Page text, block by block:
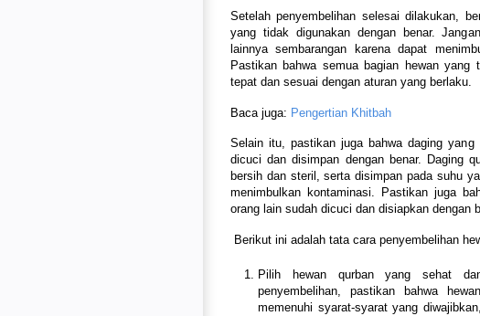
Setelah penyembelihan selesai dilakukan,
yang tidak digunakan dengan benar.
lainnya sembarangan karena dapat
Pastikan bahwa semua bagian hewan
tepat dan sesuai dengan aturan yang berlaku.
Baca juga: Pengertian Khitbah
Selain itu, pastikan juga bahwa daging
dicuci dan disimpan dengan benar. Daging
bersih dan steril, serta disimpan pada suhu
menimbulkan kontaminasi. Pastikan juga
orang lain sudah dicuci dan disiapkan dengan
Berikut ini adalah tata cara penyembelihan
Pilih hewan qurban yang sehat
penyembelihan, pastikan bahwa
memenuhi syarat-syarat yang